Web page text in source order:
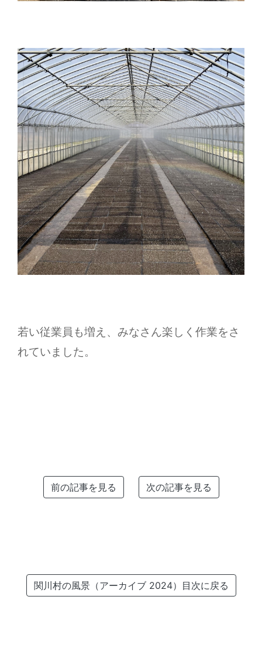
若い従業員も増え、みなさん楽しく作業をさ
れていました。
前の記事を見る 次の記事を見る
関川村の風景（アーカイブ 2024）目次に戻る